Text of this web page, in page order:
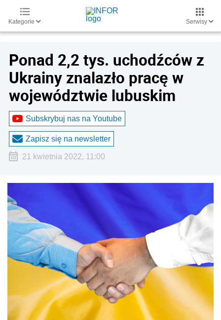
Kategorie Serwisy
Ponad 2,2 tys. uchodźców z
Ukrainy znalazło pracę w
województwie lubuskim
Subskrybuj nas na Youtube
Zapisz się na newsletter
21 kwietnia 2022, 11:00